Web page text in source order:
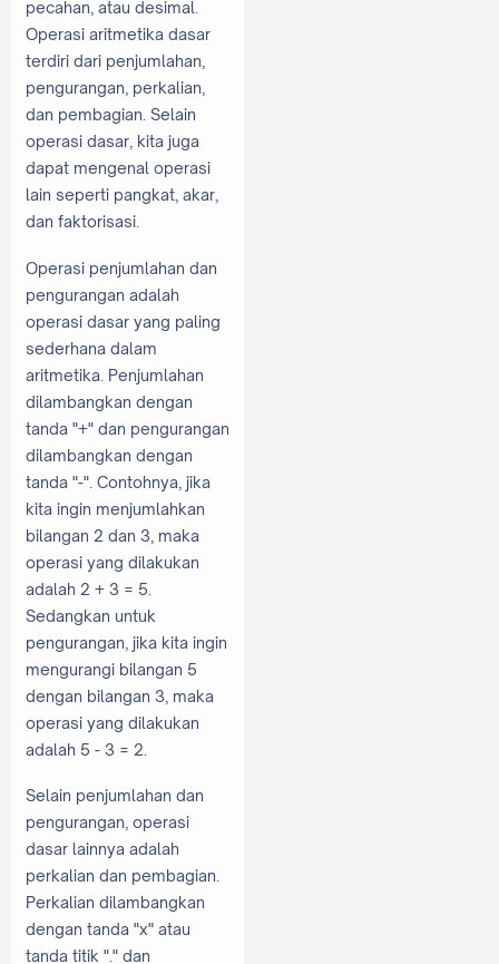
pecahan, atau desimal.
Operasi aritmetika dasar
terdiri dari penjumlahan,
pengurangan, perkalian,
dan pembagian. Selain
operasi dasar, kita juga
dapat mengenal operasi
lain seperti pangkat, akar,
dan faktorisasi.
Operasi penjumlahan dan
pengurangan adalah
operasi dasar yang paling
sederhana dalam
aritmetika. Penjumlahan
dilambangkan dengan
tanda "+" dan pengurangan
dilambangkan dengan
tanda "-". Contohnya, jika
kita ingin menjumlahkan
bilangan 2 dan 3, maka
operasi yang dilakukan
adalah 2 + 3 = 5.
Sedangkan untuk
pengurangan, jika kita ingin
mengurangi bilangan 5
dengan bilangan 3, maka
operasi yang dilakukan
adalah 5 - 3 = 2.
Selain penjumlahan dan
pengurangan, operasi
dasar lainnya adalah
perkalian dan pembagian.
Perkalian dilambangkan
dengan tanda "x" atau
tanda titik "." dan